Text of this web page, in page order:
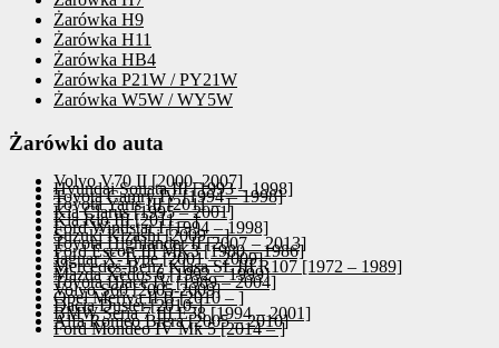
Żarówka H9
Żarówka H11
Żarówka HB4
Żarówka P21W / PY21W
Żarówka W5W / WY5W
Żarówki do auta
Volvo V70 II [2000–2007]
Hyundai Sonata III [1993 – 1998]
Toyota Camry IV [1994 – 1998]
Toyota Yaris III [2011 – ]
Kia Clarus [1995 – 2001]
Kia Rio III [2011 – ]
Ford Windstar I [1994 – 1998]
Suzuki Kizashi [2009 – ]
Toyota Highlander II [2007 – 2013]
Ford Escort III MK3 [1980 – 1986]
Jaguar X-Type [2001 – 2009]
Mercedes-Benz Klasa SL III R107 [1972 – 1989]
Mazda Xedos 6 [1992 – 1999]
Toyota Hiace IV [1989 – 2004]
Volvo S60 [2005-2009]
Opel Meriva II B [2010 – ]
Dacia Duster [2010-]
BMW Seria 7 III E38 [1994 – 2001]
Alfa Romeo Brera [2005 – 2010]
Ford Mondeo IV Mk 5 [2014 – ]